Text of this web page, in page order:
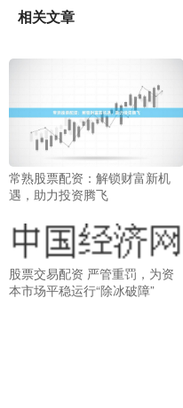
相关文章
常熟股票配资：解锁财富新机
遇，助力投资腾飞
股票交易配资 严管重罚，为资
本市场平稳运行“除冰破障”